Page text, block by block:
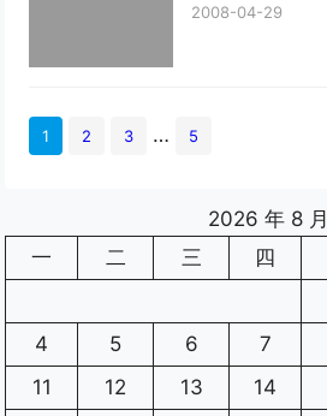
2008-04-29
1 2 3 … 5
2026 年 8 月
一
二 三 四
4
5 6 7
11
12 13 14